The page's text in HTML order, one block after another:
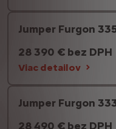
Jumper Furgon
28 390 € bez DPH
Viac detailov
Jumper Furgon
28 490 € bez DPH